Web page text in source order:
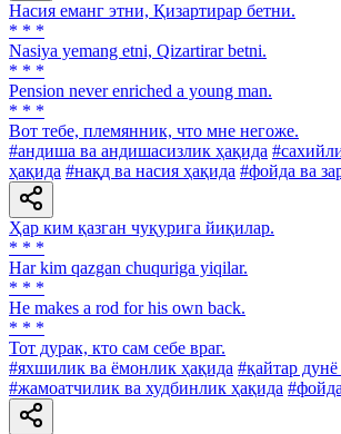
Насия еманг этни, Қизартирар бетни.
* * *
Nasiya yemang etni, Qizartirar betni.
* * *
Pension never enriched a young man.
* * *
Вот тебе, племянник, что мне негоже.
#андиша ва андишасизлик ҳақида
ҳақида #нақд ва насия ҳақида #фойда ва
Ҳар ким қазган чуқурига йиқилар.
* * *
Har kim qazgan chuquriga yiqilar.
* * *
He makes a rod for his own back.
* * *
Тот дурак, кто сам себе враг.
#яхшилик ва ёмонлик ҳақида #қайтар
#жамоатчилик ва худбинлик ҳақида